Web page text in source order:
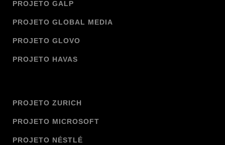
PROJETO GALP
PROJETO GLOBAL MEDIA
PROJETO GLOVO
PROJETO HAVAS
PROJETO ZURICH
PROJETO MICROSOFT
PROJETO NÉSTLÉ